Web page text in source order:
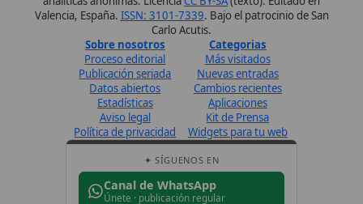
Canal de WhatsApp
Únete · publicación regular
Perfil de Instagram
Síguenos · @wikitolica